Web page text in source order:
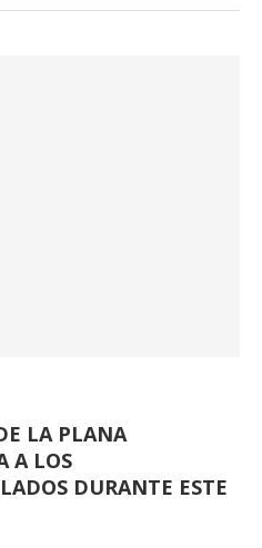
LA PLANA
A LOS
DURANTE ESTE